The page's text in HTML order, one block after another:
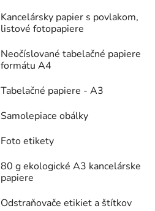
Kancelársky papier s povlakom,
listové fotopapiere
Neočíslované tabelačné papiere
formátu A4
Tabelačné papiere - A3
Samolepiace obálky
Foto etikety
80 g ekologické A3 kancelárske
papiere
Odstraňovače etikiet a štítkov